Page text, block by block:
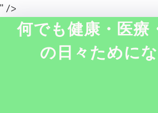
" />
何でも健康・医療
の日々ために